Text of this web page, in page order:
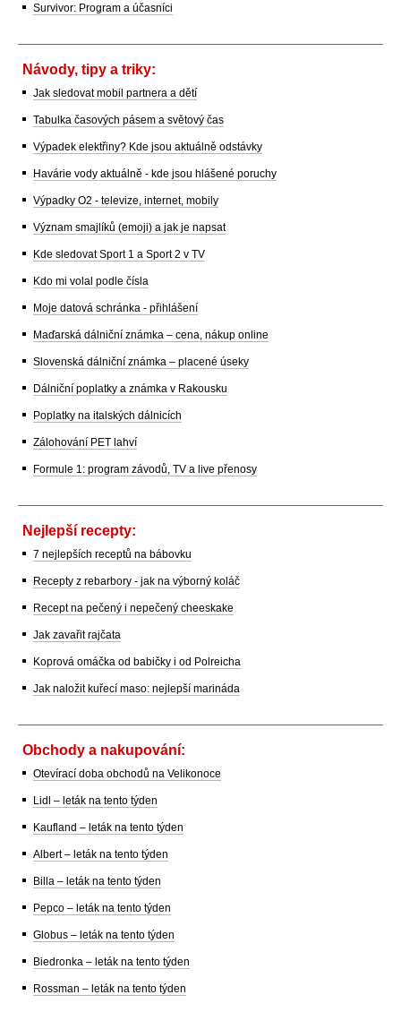
Survivor: Program a účasníci
Návody, tipy a triky:
Jak sledovat mobil partnera a dětí
Tabulka časových pásem a světový čas
Výpadek elektřiny? Kde jsou aktuálně odstávky
Havárie vody aktuálně - kde jsou hlášené poruchy
Výpadky O2 - televize, internet, mobily
Význam smajlíků (emoji) a jak je napsat
Kde sledovat Sport 1 a Sport 2 v TV
Kdo mi volal podle čísla
Moje datová schránka - přihlášení
Maďarská dálniční známka – cena, nákup online
Slovenská dálniční známka – placené úseky
Dálniční poplatky a známka v Rakousku
Poplatky na italských dálnicích
Zálohování PET lahví
Formule 1: program závodů, TV a live přenosy
Nejlepší recepty:
7 nejlepších receptů na bábovku
Recepty z rebarbory - jak na výborný koláč
Recept na pečený i nepečený cheeskake
Jak zavařit rajčata
Koprová omáčka od babičky i od Polreicha
Jak naložit kuřecí maso: nejlepší marináda
Obchody a nakupování:
Otevírací doba obchodů na Velikonoce
Lidl – leták na tento týden
Kaufland – leták na tento týden
Albert – leták na tento týden
Billa – leták na tento týden
Pepco – leták na tento týden
Globus – leták na tento týden
Biedronka – leták na tento týden
Rossman – leták na tento týden